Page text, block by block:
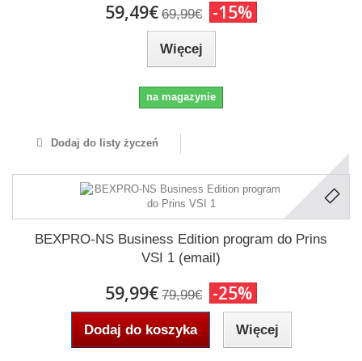
59,49€ 69,99€ -15%
Więcej
na magazynie
Dodaj do listy życzeń
BEXPRO-NS Business Edition program do Prins
VSI 1 (email)
59,99€ 79,99€ -25%
Dodaj do koszyka Więcej